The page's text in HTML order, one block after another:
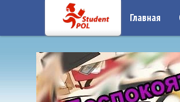
google-site-verification:
Главная